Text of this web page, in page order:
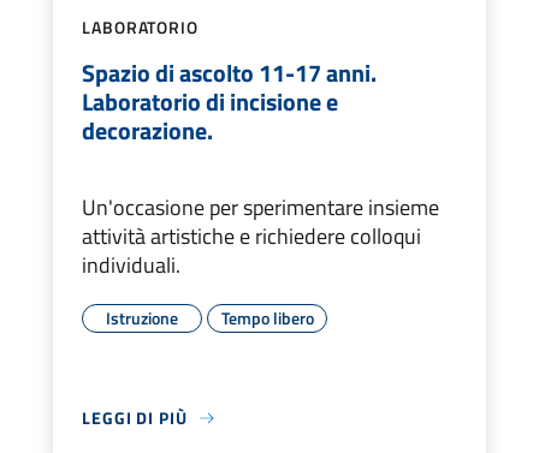
LABORATORIO
Spazio di ascolto 11-17 anni.
Laboratorio di incisione e
decorazione.
Un'occasione per sperimentare insieme
attività artistiche e richiedere colloqui
individuali.
Istruzione Tempo libero
LEGGI DI PIÙ